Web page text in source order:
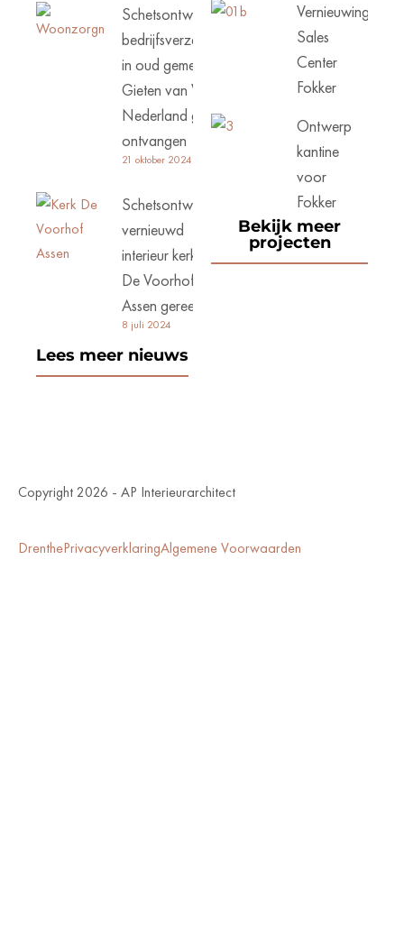
Schetsontwerp
bedrijfsverzamelgebouw
in oud gemeentehuis
Gieten van Woonzorg
Nederland goed
ontvangen
21 oktober 2024
Schetsontwerp
vernieuwd
interieur kerk
De Voorhof
Assen gereed
8 juli 2024
Lees meer nieuws
Vernieuwing
Sales
Center
Fokker
Ontwerp
kantine
voor
Fokker
Bekijk meer
projecten
Copyright 2026 - AP Interieurarchitect
DrenthePrivacyverklaringAlgemene Voorwaarden